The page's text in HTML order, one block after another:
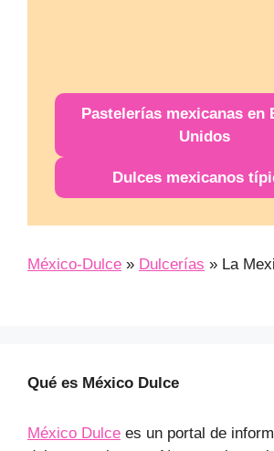
Pastelerías mexicanas en
Unidos
Dulces mexicanos
México-Dulce » Dulcerías » La
Qué es México Dulce
México Dulce es un portal de